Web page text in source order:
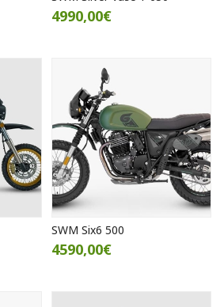
4990,00€
SWM Six6 500
4590,00€